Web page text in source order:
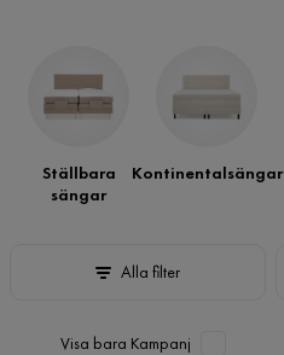
Ställbara
sängar
Kontinentalsängar
Alla filter
Visa bara Kampanj